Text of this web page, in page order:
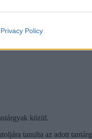
Privacy Policy
közül.
tanulta az adott